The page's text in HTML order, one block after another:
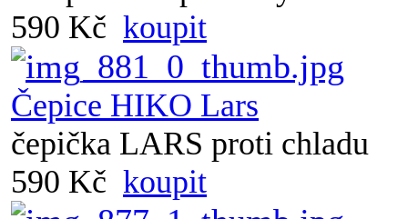
590 Kč koupit
Čepice HIKO Lars
čepička LARS proti chladu
590 Kč koupit